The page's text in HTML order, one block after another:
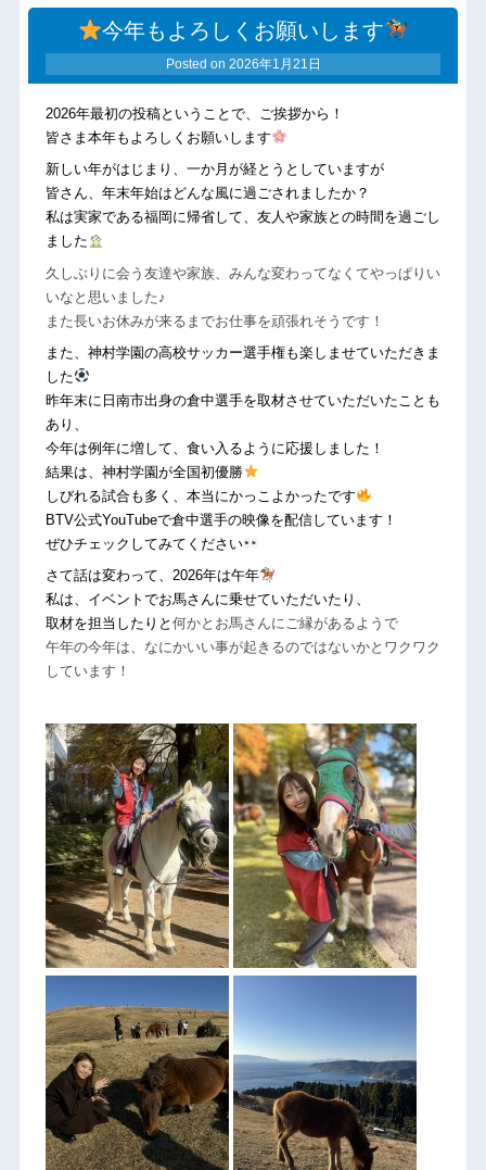
今年もよろしくお願いします
Posted on 2026年1月21日
2026年最初の投稿ということで、ご挨拶から！
皆さま本年もよろしくお願いします
新しい年がはじまり、一か月が経とうとしていますが
皆さん、年末年始はどんな風に過ごされましたか？
私は実家である福岡に帰省して、友人や家族との時間を過ごし
ました
久しぶりに会う友達や家族、みんな変わってなくてやっぱりい
いなと思いました♪
また長いお休みが来るまでお仕事を頑張れそうです！
また、神村学園の高校サッカー選手権も楽しませていただきま
した
昨年末に日南市出身の倉中選手を取材させていただいたことも
あり、
今年は例年に増して、食い入るように応援しました！
結果は、神村学園が全国初優勝
しびれる試合も多く、本当にかっこよかったです
BTV公式YouTubeで倉中選手の映像を配信しています！
ぜひチェックしてみてください
さて話は変わって、2026年は午年
私は、イベントでお馬さんに乗せていただいたり、
取材を担当したりと 何かとお馬さんにご縁があるようで
午年の今年は、なにかいい事が起きるのではないかとワクワク
しています！